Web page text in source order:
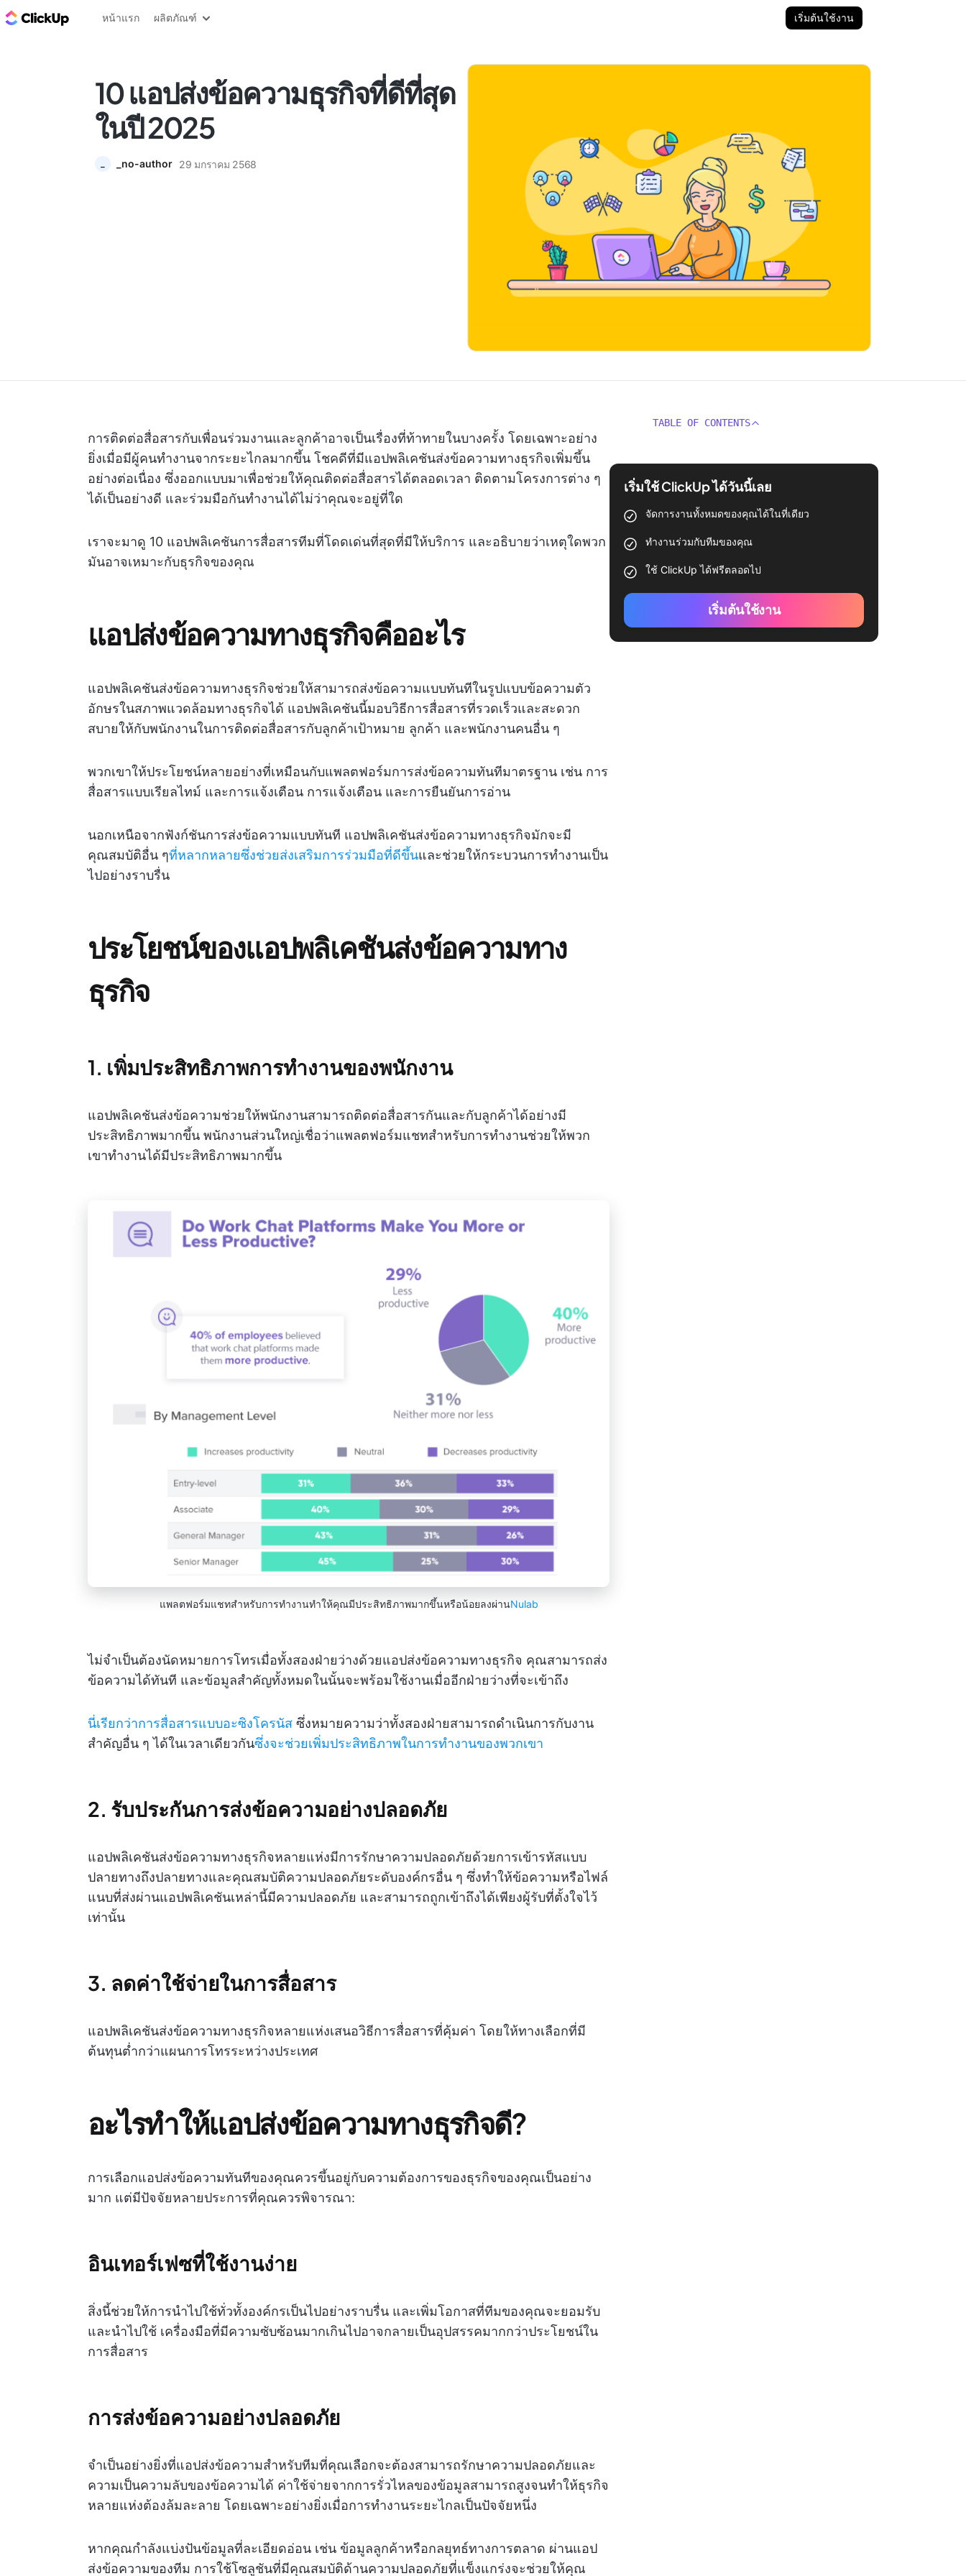
บล็อก ClickUp
หน้าแรก ผลิตภัณฑ์ เริ่มต้นใช้งาน
10 แอปส่งข้อความธุรกิจที่ดีที่สุด
ในปี 2025
_no-author 29 มกราคม 2568
การติดต่อสื่อสารกับเพื่อนร่วมงานและลูกค้าอาจเป็นเรื่องที่ท้าทายในบางครั้ง โดยเฉพาะอย่าง
ยิ่งเมื่อมีผู้คนทำงานจากระยะไกลมากขึ้น โชคดีที่มีแอปพลิเคชันส่งข้อความทางธุรกิจเพิ่มขึ้น
อย่างต่อเนื่อง ซึ่งออกแบบมาเพื่อช่วยให้คุณติดต่อสื่อสารได้ตลอดเวลา ติดตามโครงการต่าง ๆ
ได้เป็นอย่างดี และร่วมมือกันทำงานได้ไม่ว่าคุณจะอยู่ที่ใด
เราจะมาดู 10 แอปพลิเคชันการสื่อสารทีมที่โดดเด่นที่สุดที่มีให้บริการ และอธิบายว่าเหตุใดพวก
มันอาจเหมาะกับธุรกิจของคุณ
แอปส่งข้อความทางธุรกิจคืออะไร
แอปพลิเคชันส่งข้อความทางธุรกิจช่วยให้สามารถส่งข้อความแบบทันทีในรูปแบบข้อความตัว
อักษรในสภาพแวดล้อมทางธุรกิจได้ แอปพลิเคชันนี้มอบวิธีการสื่อสารที่รวดเร็วและสะดวก
สบายให้กับพนักงานในการติดต่อสื่อสารกับลูกค้าเป้าหมาย ลูกค้า และพนักงานคนอื่น ๆ
พวกเขาให้ประโยชน์หลายอย่างที่เหมือนกับแพลตฟอร์มการส่งข้อความทันทีมาตรฐาน เช่น การ
สื่อสารแบบเรียลไทม์ และการแจ้งเตือน การแจ้งเตือน และการยืนยันการอ่าน
นอกเหนือจากฟังก์ชันการส่งข้อความแบบทันที แอปพลิเคชันส่งข้อความทางธุรกิจมักจะมี
คุณสมบัติอื่น ๆที่หลากหลายซึ่งช่วยส่งเสริมการร่วมมือที่ดีขึ้นและช่วยให้กระบวนการทำงานเป็น
ไปอย่างราบรื่น
ประโยชน์ของแอปพลิเคชันส่งข้อความทาง
ธุรกิจ
1. เพิ่มประสิทธิภาพการทำงานของพนักงาน
แอปพลิเคชันส่งข้อความช่วยให้พนักงานสามารถติดต่อสื่อสารกันและกับลูกค้าได้อย่างมี
ประสิทธิภาพมากขึ้น พนักงานส่วนใหญ่เชื่อว่าแพลตฟอร์มแชทสำหรับการทำงานช่วยให้พวก
เขาทำงานได้มีประสิทธิภาพมากขึ้น
แพลตฟอร์มแชทสำหรับการทำงานทำให้คุณมีประสิทธิภาพมากขึ้นหรือน้อยลงผ่านNulab
ไม่จำเป็นต้องนัดหมายการโทรเมื่อทั้งสองฝ่ายว่างด้วยแอปส่งข้อความทางธุรกิจ คุณสามารถส่ง
ข้อความได้ทันที และข้อมูลสำคัญทั้งหมดในนั้นจะพร้อมใช้งานเมื่ออีกฝ่ายว่างที่จะเข้าถึง
นี่เรียกว่าการสื่อสารแบบอะซิงโครนัส ซึ่งหมายความว่าทั้งสองฝ่ายสามารถดำเนินการกับงาน
สำคัญอื่น ๆ ได้ในเวลาเดียวกันซึ่งจะช่วยเพิ่มประสิทธิภาพในการทำงานของพวกเขา
2. รับประกันการส่งข้อความอย่างปลอดภัย
แอปพลิเคชันส่งข้อความทางธุรกิจหลายแห่งมีการรักษาความปลอดภัยด้วยการเข้ารหัสแบบ
ปลายทางถึงปลายทางและคุณสมบัติความปลอดภัยระดับองค์กรอื่น ๆ ซึ่งทำให้ข้อความหรือไฟล์
แนบที่ส่งผ่านแอปพลิเคชันเหล่านี้มีความปลอดภัย และสามารถถูกเข้าถึงได้เพียงผู้รับที่ตั้งใจไว้
เท่านั้น
3. ลดค่าใช้จ่ายในการสื่อสาร
แอปพลิเคชันส่งข้อความทางธุรกิจหลายแห่งเสนอวิธีการสื่อสารที่คุ้มค่า โดยให้ทางเลือกที่มี
ต้นทุนต่ำกว่าแผนการโทรระหว่างประเทศ
อะไรทำให้แอปส่งข้อความทางธุรกิจดี?
การเลือกแอปส่งข้อความทันทีของคุณควรขึ้นอยู่กับความต้องการของธุรกิจของคุณเป็นอย่าง
มาก แต่มีปัจจัยหลายประการที่คุณควรพิจารณา:
อินเทอร์เฟซที่ใช้งานง่าย
สิ่งนี้ช่วยให้การนำไปใช้ทั่วทั้งองค์กรเป็นไปอย่างราบรื่น และเพิ่มโอกาสที่ทีมของคุณจะยอมรับ
และนำไปใช้ เครื่องมือที่มีความซับซ้อนมากเกินไปอาจกลายเป็นอุปสรรคมากกว่าประโยชน์ใน
การสื่อสาร
การส่งข้อความอย่างปลอดภัย
จำเป็นอย่างยิ่งที่แอปส่งข้อความสำหรับทีมที่คุณเลือกจะต้องสามารถรักษาความปลอดภัยและ
ความเป็นความลับของข้อความได้ ค่าใช้จ่ายจากการรั่วไหลของข้อมูลสามารถสูงจนทำให้ธุรกิจ
หลายแห่งต้องล้มละลาย โดยเฉพาะอย่างยิ่งเมื่อการทำงานระยะไกลเป็นปัจจัยหนึ่ง
หากคุณกำลังแบ่งปันข้อมูลที่ละเอียดอ่อน เช่น ข้อมูลลูกค้าหรือกลยุทธ์ทางการตลาด ผ่านแอป
ส่งข้อความของทีม การใช้โซลูชันที่มีคุณสมบัติด้านความปลอดภัยที่แข็งแกร่งจะช่วยให้คุณ
TABLE OF CONTENTS
เริ่มใช้ ClickUp ได้วันนี้เลย
จัดการงานทั้งหมดของคุณได้ในที่เดียว
ทำงานร่วมกับทีมของคุณ
ใช้ ClickUp ได้ฟรีตลอดไป
เริ่มต้นใช้งาน